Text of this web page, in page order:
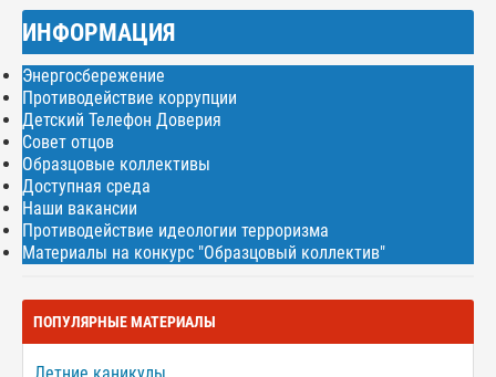
ИНФОРМАЦИЯ
Энергосбережение
Противодействие коррупции
Детский Телефон Доверия
Совет отцов
Образцовые коллективы
Доступная среда
Наши вакансии
Противодействие идеологии терроризма
Материалы на конкурс "Образцовый коллектив"
ПОПУЛЯРНЫЕ МАТЕРИАЛЫ